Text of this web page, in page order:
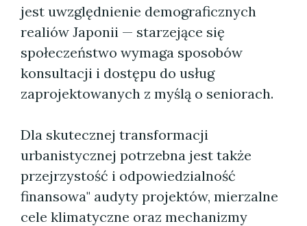
jest uwzględnienie demograficznych
realiów Japonii — starzejące się
społeczeństwo wymaga sposobów
konsultacji i dostępu do usług
zaprojektowanych z myślą o seniorach.
Dla skutecznej transformacji
urbanistycznej potrzebna jest także
przejrzystość i odpowiedzialność
finansowa" audyty projektów, mierzalne
cele klimatyczne oraz mechanizmy